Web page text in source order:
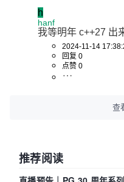
h
hanf
我等明年 c++27 出
2024-11-14
回复 0
点赞 0
查
推荐阅读